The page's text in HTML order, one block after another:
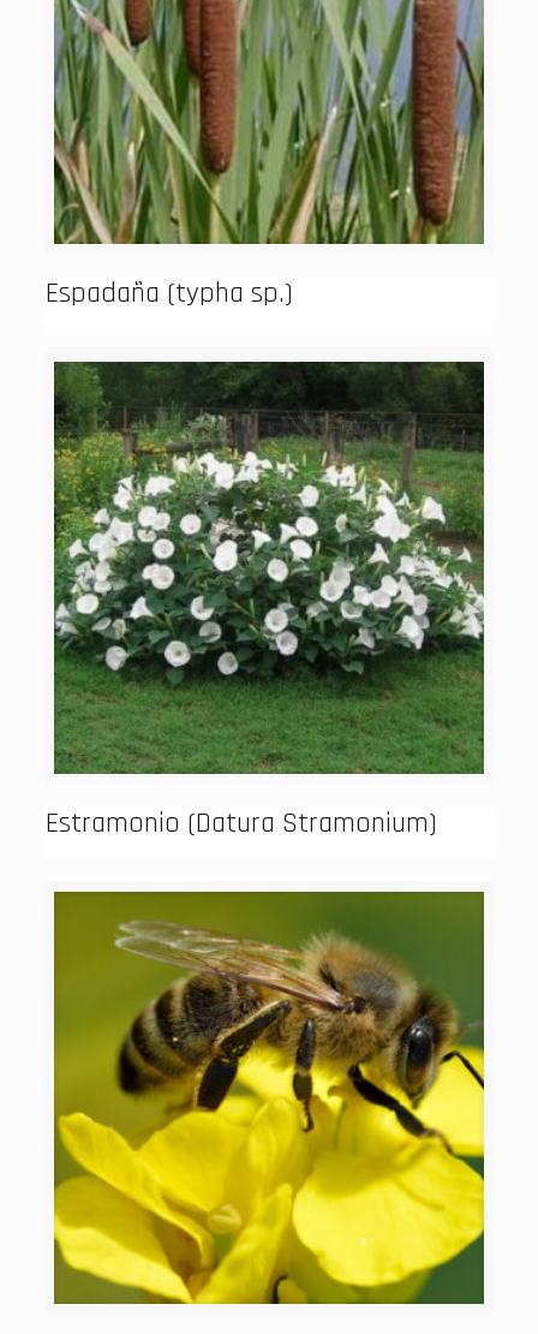
Espadaña (typha sp.)
Estramonio (Datura Stramonium)